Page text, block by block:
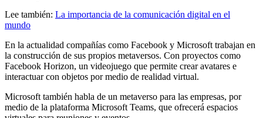
Lee también: La importancia de la comunicación digital en el
mundo
En la actualidad compañías como Facebook y Microsoft trabajan en
la construcción de sus propios metaversos. Con proyectos como
Facebook Horizon, un videojuego que permite crear avatares e
interactuar con objetos por medio de realidad virtual.
Microsoft también habla de un metaverso para las empresas, por
medio de la plataforma Microsoft Teams, que ofrecerá espacios